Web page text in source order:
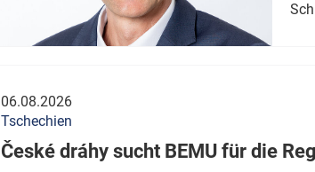
06.08.2026
Tschechien
České dráhy sucht BEMU für die